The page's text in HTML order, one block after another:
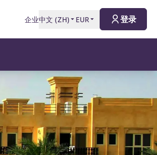
企业中文 (ZH) EUR 登录